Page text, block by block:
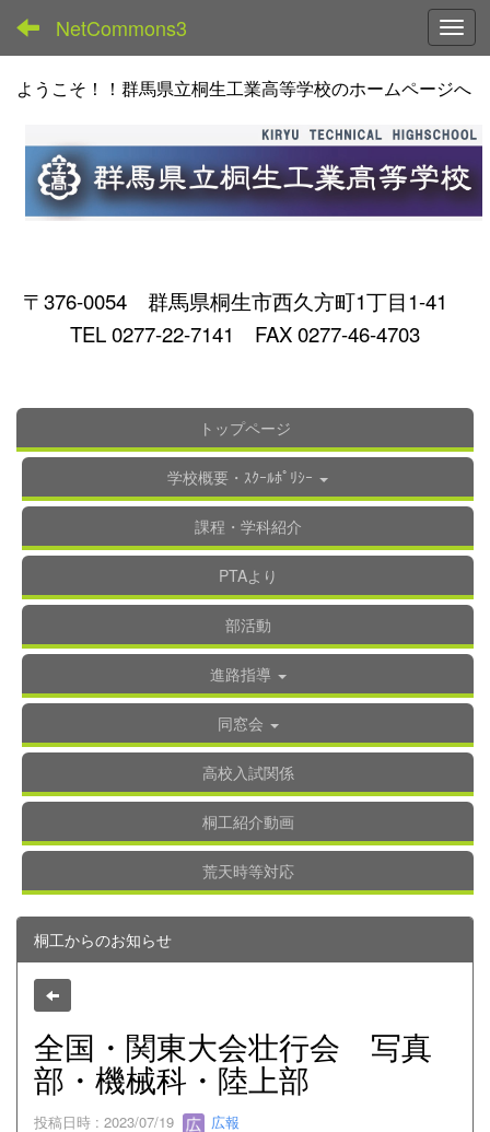
NetCommons3
ようこそ！！群馬県立桐生工業高等学校のホームページへ
〒376-0054 群馬県桐生市西久方町1丁目1-41
TEL 0277-22-7141 FAX 0277-46-4703
トップページ
学校概要・ｽｸｰﾙﾎﾟﾘｼｰ
課程・学科紹介
PTAより
部活動
進路指導
同窓会
高校入試関係
桐工紹介動画
荒天時等対応
桐工からのお知らせ
全国・関東大会壮行会 写真
部・機械科・陸上部
投稿日時 : 2023/07/19 広報